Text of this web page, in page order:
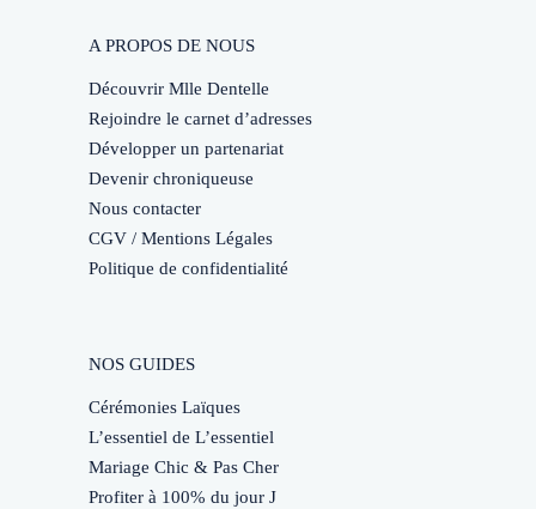
A PROPOS DE NOUS
Découvrir Mlle Dentelle
Rejoindre le carnet d’adresses
Développer un partenariat
Devenir chroniqueuse
Nous contacter
CGV / Mentions Légales
Politique de confidentialité
NOS GUIDES
Cérémonies Laïques
L’essentiel de L’essentiel
Mariage Chic & Pas Cher
Profiter à 100% du jour J